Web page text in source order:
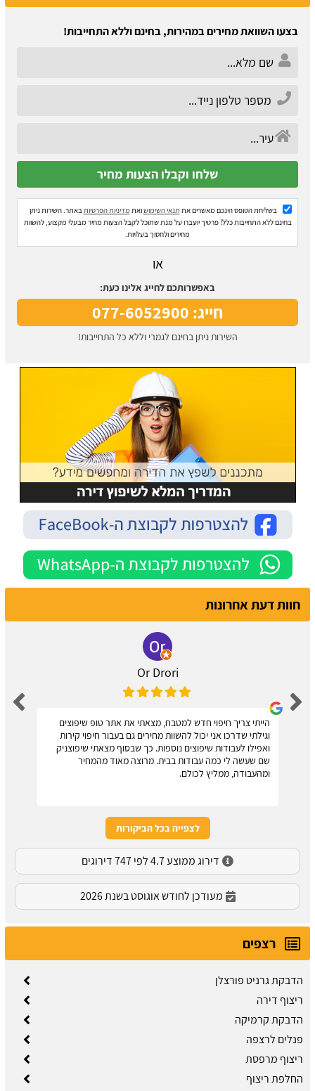
בצעו השוואת מחירים במהירות, בחינם וללא התחייבות!
בשליחת הטופס הינכם מאשרים את תנאי השימושואת מדיניות הפרטיותבאתר. השירות ניתן
בחינם ללא התחייבות כלל! פרטיך יועברו על מנת שתוכל לקבל הצעות מחיר מבעלי מקצוע, להשוות
מחירים ולחסוך בעלויות.
או
באפשרותכם לחייג אלינו כעת:
חייג: 077-6052900
השירות ניתן בחינם לגמרי וללא כל התחייבות!
חוות דעת אחרונות
Or Drori
הייתי צריך חיפוי חדש למטבח, מצאתי את אתר טופ שיפוצים
וגילתי שדרכו אני יכול להשוות מחירים גם בעבור חיפוי קירות
ואפילו לעבודות שיפוצים נוספות. כך שבסוף מצאתי שיפוצניק
שם שעשה לי כמה עבודות בבית. מרוצה מאוד מהמחיר
ומהעבודה, ממליץ לכולם.
לצפייה בכל הביקורות
דירוג ממוצע 4.7 לפי 747 דירוגים
מעודכן לחודש אוגוסט בשנת 2026
רצפים
הדבקת גרניט פורצלן
ריצוף דירה
הדבקת קרמיקה
פנלים לרצפה
ריצוף מרפסת
החלפת ריצוף